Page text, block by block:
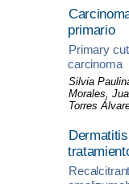
primario
Primary
carcinoma
Silvia
Morales,
Torres